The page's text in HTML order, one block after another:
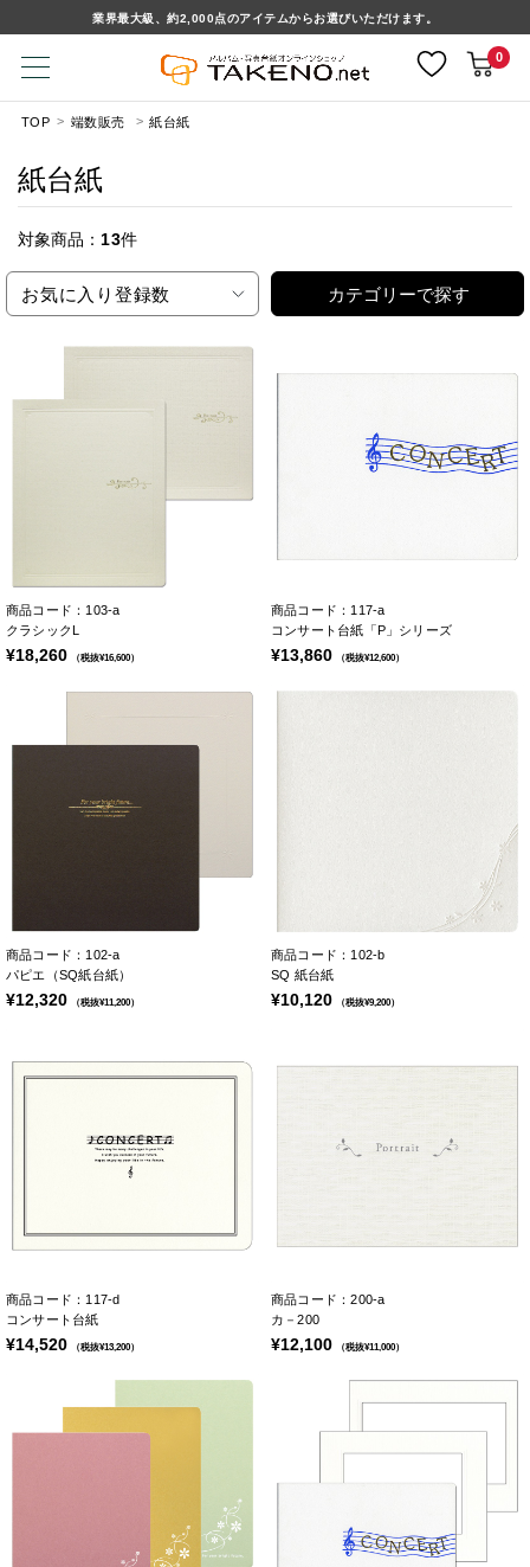
業界最大級、約2,000点のアイテムからお選びいただけます。
0
TOP 端数販売 紙台紙
紙台紙
対象商品： 13件
お気に入り登録数 カテゴリーで探す
商品コード：103-a
クラシックL
¥18,260 （税抜¥16,600）
商品コード：117-a
コンサート台紙「P」シリーズ
¥13,860 （税抜¥12,600）
商品コード：102-a
パピエ（SQ紙台紙）
¥12,320 （税抜¥11,200）
商品コード：102-b
SQ 紙台紙
¥10,120 （税抜¥9,200）
商品コード：117-d
コンサート台紙
¥14,520 （税抜¥13,200）
商品コード：200-a
カ－200
¥12,100 （税抜¥11,000）